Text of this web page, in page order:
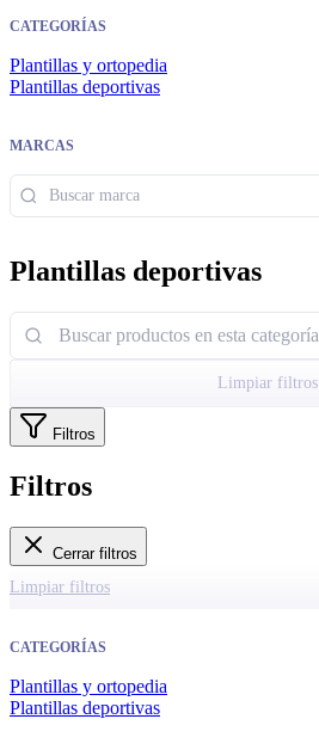
CATEGORÍAS
Plantillas y ortopedia
Plantillas deportivas
MARCAS
Plantillas deportivas
Limpiar filtros
Filtros
Filtros
Cerrar filtros
Limpiar filtros
CATEGORÍAS
Plantillas y ortopedia
Plantillas deportivas